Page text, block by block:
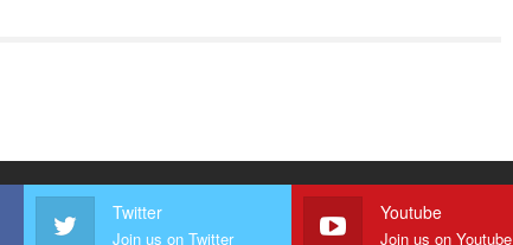
Twitter
Join us on Twitter
Youtube
Join us on Youtube